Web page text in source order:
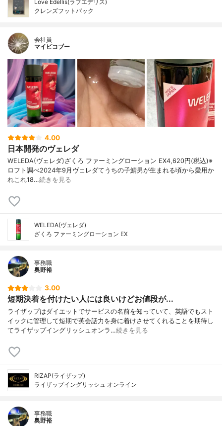
Love Edellis(ラブエデリス)
クレンズフットパック
会社員
マイピコブー
4.00
日本開発のヴェレダ
WELEDA(ヴェレダ)ざくろ ファーミングローション EX4,620円(税込)※
ロフト調べ2024年9月ヴェレダてうちの子鯖男が生まれる頃から愛用か
れこれ18…続きを見る
WELEDA(ヴェレダ)
ざくろ ファーミングローション EX
事務職
奥野裕
3.00
短期決着を付けたい人には良いけどお値段が...
ライザップはダイエットでサービスの名前を知っていて、英語でもスト
イックに管理して短期で英会話力を身に着けさせてくれることを期待し
てライザップイングリッシュオンラ…続きを見る
RIZAP(ライザップ)
ライザップイングリッシュ オンライン
事務職
奥野裕